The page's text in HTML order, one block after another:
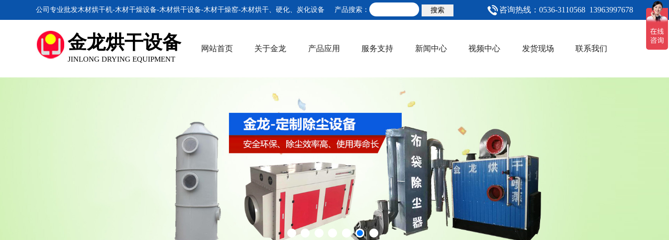
公司专业批发木材烘干机-木材干燥设备-木材烘干设备-木材干燥窑-木材烘干、硬化、炭化设备 产品搜索： 咨询热线：0536-3110568 13963997678
金龙烘干设备
JINLONG DRYING EQUIPMENT
网站首页 关于金龙 产品应用 服务支持 新闻中心 视频中心 发货现场 联系我们